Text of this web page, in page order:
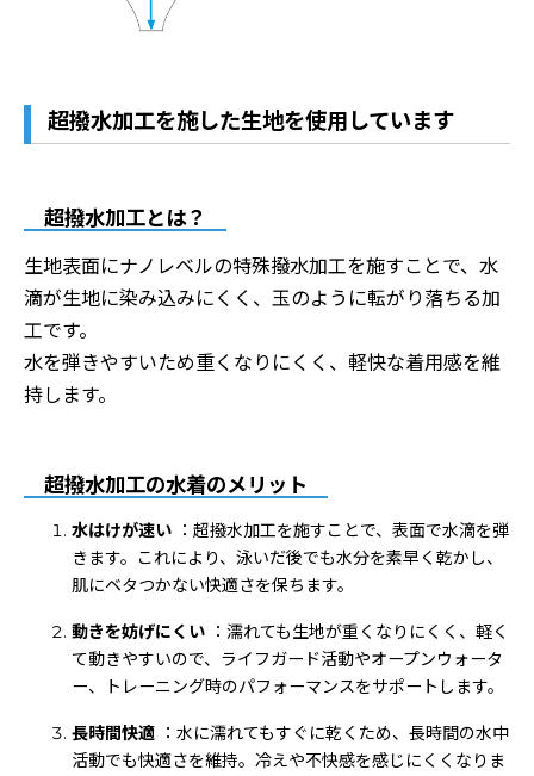
超撥水加工を施した生地を使用しています
超撥水加工とは？
生地表面にナノレベルの特殊撥水加工を施すことで、水
滴が生地に染み込みにくく、玉のように転がり落ちる加
工です。
水を弾きやすいため重くなりにくく、軽快な着用感を維
持します。
超撥水加工の水着のメリット
水はけが速い ：超撥水加工を施すことで、表面で水滴を弾
きます。これにより、泳いだ後でも水分を素早く乾かし、
肌にベタつかない快適さを保ちます。
動きを妨げにくい ：濡れても生地が重くなりにくく、軽く
て動きやすいので、ライフガード活動やオープンウォータ
ー、トレーニング時のパフォーマンスをサポートします。
長時間快適 ：水に濡れてもすぐに乾くため、長時間の水中
活動でも快適さを維持。冷えや不快感を感じにくくなりま